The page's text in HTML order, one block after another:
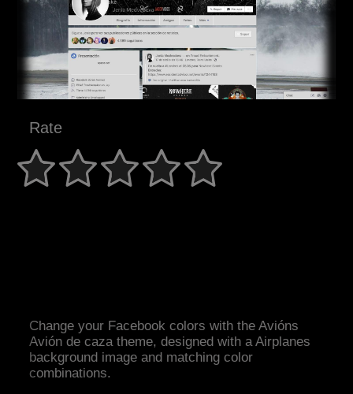
Rate
Change your Facebook colors with the Avións
Avión de caza theme, designed with a Airplanes
background image and matching color
combinations.